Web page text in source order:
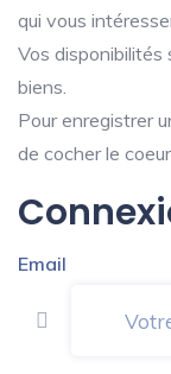
qui vous
Vos disponibilités
biens.
Pour enregistrer
de cocher le
Email